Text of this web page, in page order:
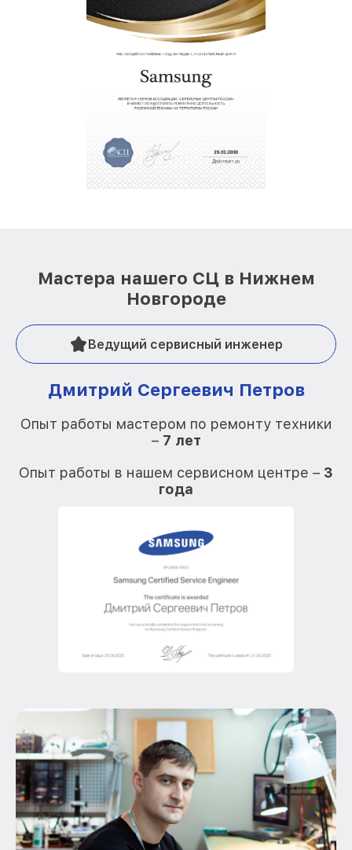
Мастера нашего СЦ в Нижнем
Новгороде
Ведущий сервисный инженер
Дмитрий Сергеевич Петров
Опыт работы мастером по ремонту техники
– 7 лет
Опыт работы в нашем сервисном центре – 3
года